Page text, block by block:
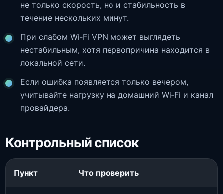
не только скорость, но и стабильность в
течение нескольких минут.
При слабом Wi‑Fi VPN может выглядеть
нестабильным, хотя первопричина находится в
локальной сети.
Если ошибка появляется только вечером,
учитывайте нагрузку на домашний Wi‑Fi и канал
провайдера.
Контрольный список
Пункт Что проверить